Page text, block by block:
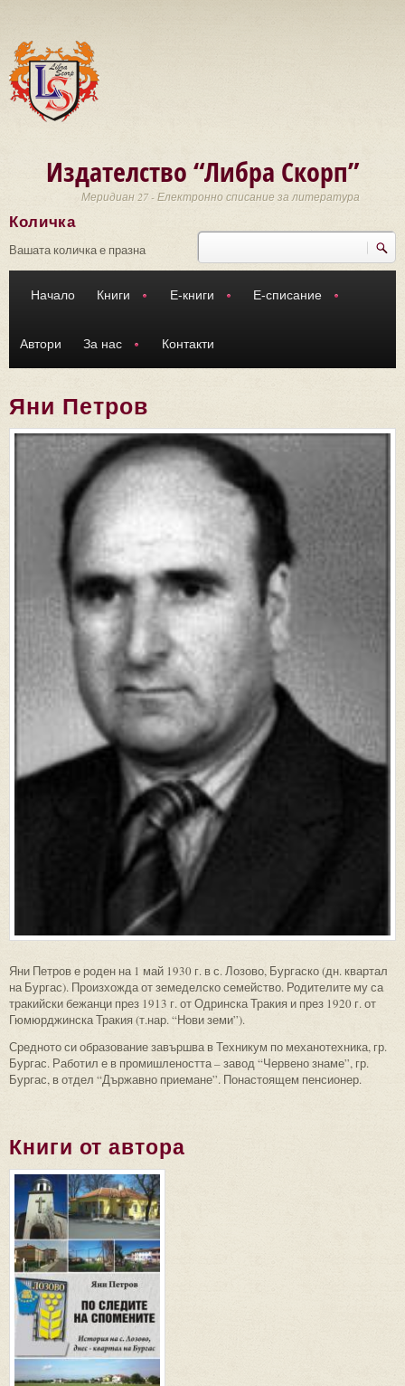
Издателство “Либра Скорп”
Меридиан 27 - Електронно списание за литература
Търси
Количка
Вашата количка е празна
Начало Книги Е-книги Е-списание
Автори За нас Контакти
Яни Петров
Яни Петров е роден на 1 май 1930 г. в с. Лозово, Бургаско (дн. квартал
на Бургас). Произхожда от земеделско семейство. Родителите му са
тракийски бежанци през 1913 г. от Одринска Тракия и през 1920 г. от
Гюмюрджинска Тракия (т.нар. “Нови земи”).
Средното си образование завършва в Техникум по механотехника, гр.
Бургас. Работил е в промишлеността – завод “Червено знаме”, гр.
Бургас, в отдел “Държавно приемане”. Понастоящем пенсионер.
Книги от автора